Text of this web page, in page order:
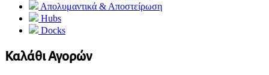
Απολυμαντικά & Αποστείρωση
Hubs
Docks
Καλάθι Αγορών